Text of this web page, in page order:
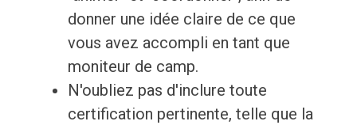
donner une idée claire de ce que
vous avez accompli en tant que
moniteur de camp.
N'oubliez pas d'inclure toute
certification pertinente, telle que la